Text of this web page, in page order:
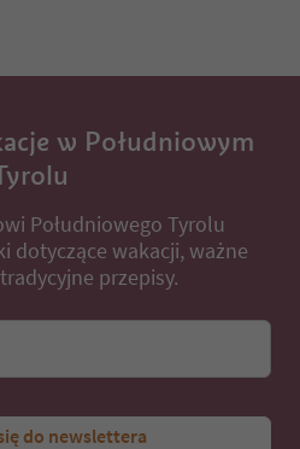
w Południowym
Południowego Tyrolu
dotyczące wakacji, ważne
przepisy.
do newslettera